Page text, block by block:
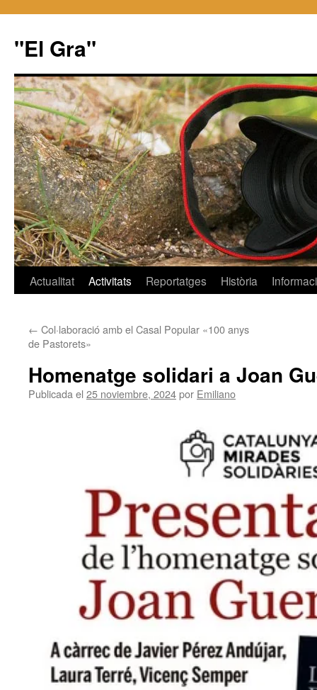
"El Gra"
Saltar
contenido
Actualitat Activitats Reportatges Història
← Col·laboració amb el Casal Popular «100 anys
de Pastorets»
Homenatge solidari a Joan
Publicada el 25 noviembre, 2024por Emiliano